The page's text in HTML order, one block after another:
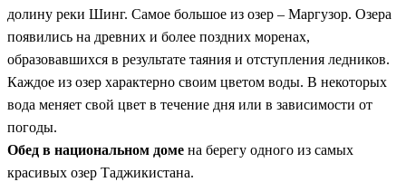
долину реки Шинг. Самое большое из озер – Маргузор. Озера
появились на древних и более поздних моренах,
образовавшихся в результате таяния и отступления ледников.
Каждое из озер характерно своим цветом воды. В некоторых
вода меняет свой цвет в течение дня или в зависимости от
погоды.
Обед в национальном доме на берегу одного из самых
красивых озер Таджикистана.